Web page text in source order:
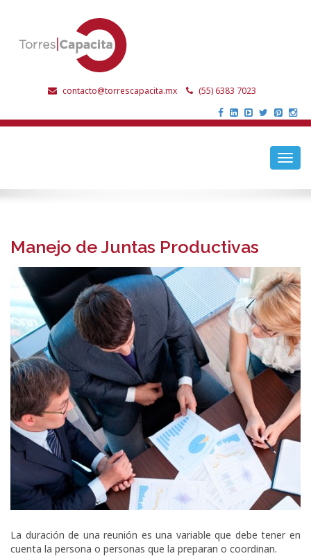
contacto@torrescapacita.mx (55) 6383 7023
Manejo de Juntas Productivas
La duración de una reunión es una variable que debe tener en
cuenta la persona o personas que la preparan o coordinan.